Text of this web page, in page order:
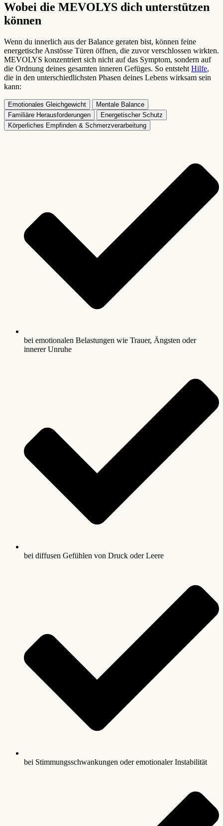
Wobei die MEVOLYS dich unterstützen
können ​
Wenn du innerlich aus der Balance geraten bist, können feine
energetische Anstösse Türen öffnen, die zuvor verschlossen wirkten.
MEVOLYS konzentriert sich nicht auf das Symptom, sondern auf
die Ordnung deines gesamten inneren Gefüges. So entsteht Hilfe,
die in den unterschiedlichsten Phasen deines Lebens wirksam sein
kann:
Emotionales Gleichgewicht
Mentale Balance
Familiäre Herausforderungen
Energetischer Schutz
Körperliches Empfinden & Schmerzverarbeitung
bei emotionalen Belastungen wie Trauer, Ängsten oder
innerer Unruhe
bei diffusen Gefühlen von Druck oder Leere
bei Stimmungsschwankungen oder emotionaler Instabilität